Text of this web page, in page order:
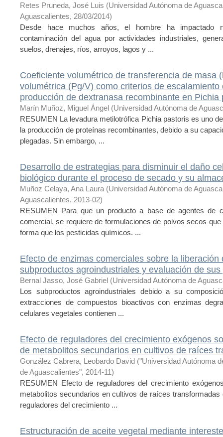
Retes Pruneda, José Luis (Universidad Autónoma de
Aguascalientes, 28/03/2014)
Desde hace muchos años, el hombre ha impactado
contaminación del agua por actividades industriales,
suelos, drenajes, ríos, arroyos, lagos y ...
Coeficiente volumétrico de transferencia de masa
volumétrica (Pg/V) como criterios de
producción de dextranasa recombinante en Pichia
Marín Muñoz, Miguel Ángel (Universidad Autónoma de
RESUMEN La levadura metilotrófica Pichia pastoris es uno
la producción de proteínas recombinantes, debido a su
plegadas. Sin embargo, ...
Desarrollo de estrategias para disminuir el daño
biológico durante el proceso de secado y su
Muñoz Celaya, Ana Laura (Universidad Autónoma de
Aguascalientes, 2013-02)
RESUMEN Para que un producto a base de agentes de
comercial, se requiere de formulaciones de polvos secos
forma que los pesticidas químicos. ...
Efecto de enzimas comerciales sobre la
subproductos agroindustriales y evaluación de
Bernal Jasso, José Gabriel (Universidad Autónoma de
Los subproductos agroindustriales debido a su
extracciones de compuestos bioactivos con enzimas
celulares vegetales contienen ...
Efecto de reguladores del crecimiento exógenos
de metabolitos secundarios en cultivos de raíces
González Cabrera, Leobardo David ("Universidad Autónoma
de Aguascalientes", 2014-11)
RESUMEN Efecto de reguladores del crecimiento
metabolitos secundarios en cultivos de raíces
reguladores del crecimiento ...
Estructuración de aceite vegetal mediante